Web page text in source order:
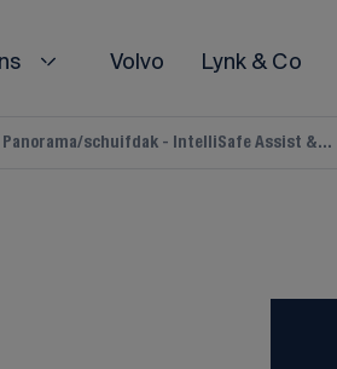
Volvo Lynk & Co
Panorama/schuifdak - IntelliSafe Assist &...